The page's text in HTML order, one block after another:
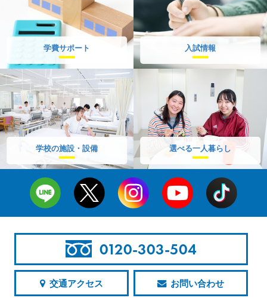
学費サポート 入試情報
学校の施設・設備 選べる一人暮らし
0120-303-504
交通アクセス お問い合わせ